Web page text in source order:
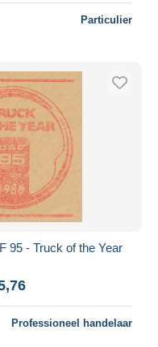
Particulier
95 - Truck of the Year
Professioneel handelaar